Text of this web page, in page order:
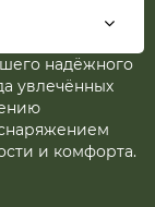
надёжного
увлечённых
и комфорта.